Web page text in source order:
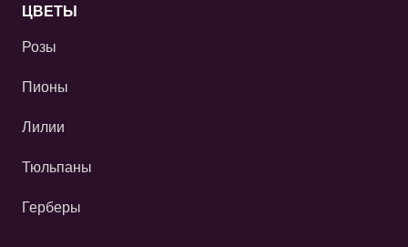
ЦВЕТЫ
Розы
Пионы
Лилии
Тюльпаны
Герберы